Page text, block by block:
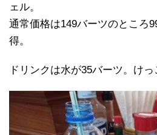
ェル。
通常価格は149バーツのところ
得。
ドリンクは水が35バーツ。けっ